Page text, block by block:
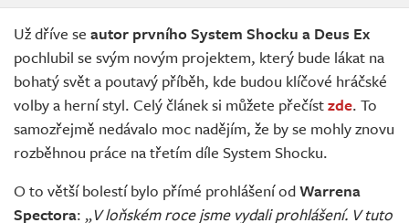
Už dříve se autor prvního System Shocku a Deus Ex
pochlubil se svým novým projektem, který bude lákat na
bohatý svět a poutavý příběh, kde budou klíčové hráčské
volby a herní styl. Celý článek si můžete přečístzde. To
samozřejmě nedávalo moc nadějím, že by se mohly znovu
rozběhnou práce na třetím díle System Shocku.
O to větší bolestí bylo přímé prohlášení odWarrena
Spectora: „V loňském roce jsme vydali prohlášení. V tuto